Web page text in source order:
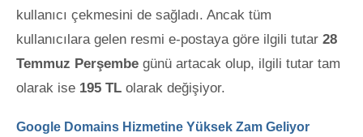
kullanıcı çekmesini de sağladı. Ancak tüm
kullanıcılara gelen resmi e-postaya göre ilgili tutar 28
Temmuz Perşembe günü artacak olup, ilgili tutar tam
olarak ise 195 TL olarak değişiyor.
Google Domains Hizmetine Yüksek Zam Geliyor